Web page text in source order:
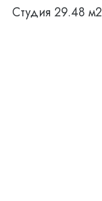
Студия 29.48 м2